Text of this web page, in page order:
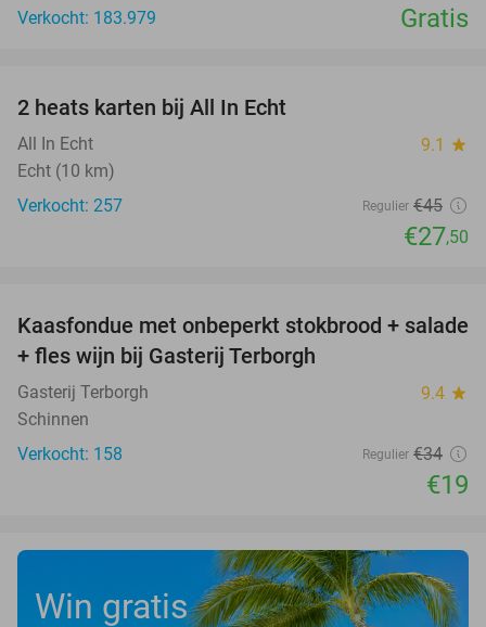
Verkocht: 183.979
Gratis
2 heats karten bij All In Echt
All In Echt 9.1 star
Echt (10 km)
Verkocht: 257
Regulier €45
€27,50
44%
Kaasfondue met onbeperkt stokbrood + salade
+ fles wijn bij Gasterij Terborgh
Gasterij Terborgh 9.4 star
Schinnen
Verkocht: 158
Regulier €34
€19
Win gratis